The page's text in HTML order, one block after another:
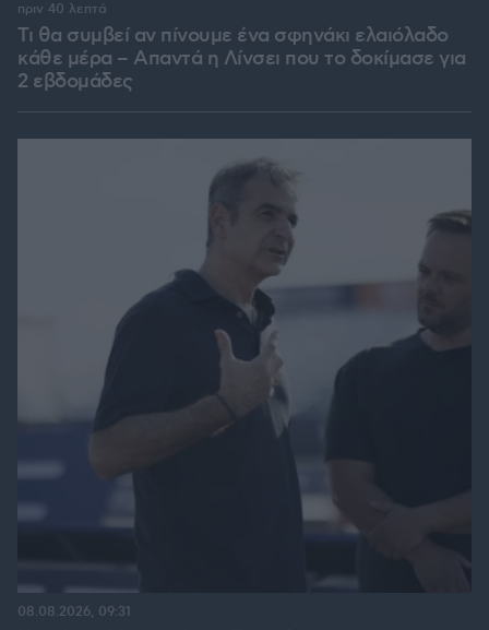
Τι θα συμβεί αν πίνουμε ένα σφηνάκι ελαιόλαδο
κάθε μέρα – Απαντά η Λίνσει που το δοκίμασε για
2 εβδομάδες
πριν 40 λεπτά
08.08.2026, 09:31